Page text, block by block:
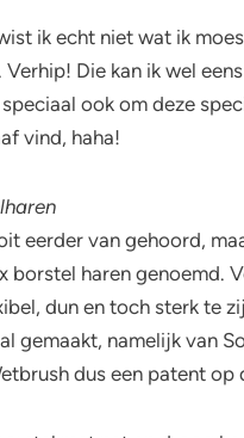
ik echt niet wat ik
Die kan ik wel
ook om deze
vind, haha!
eerder van gehoord,
borstel haren genoemd.
dun en toch sterk te
gemaakt, namelijk van
dus een patent